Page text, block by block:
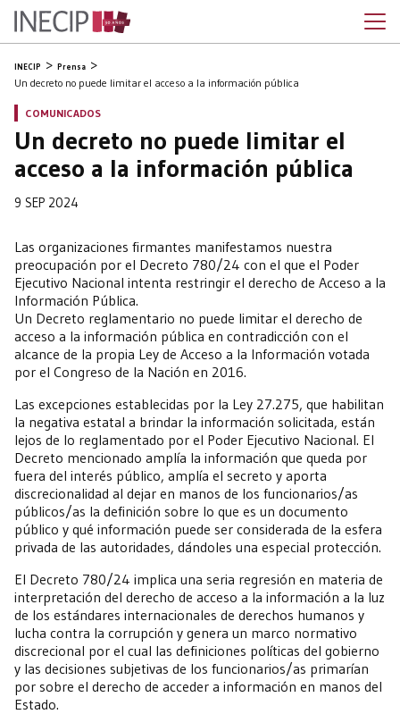
INECIP Prensa
Un decreto no puede limitar el acceso a la información pública
COMUNICADOS
Un decreto no puede limitar el
acceso a la información pública
9 SEP 2024
Las organizaciones firmantes manifestamos nuestra
preocupación por el Decreto 780/24 con el que el Poder
Ejecutivo Nacional intenta restringir el derecho de Acceso a la
Información Pública.
Un Decreto reglamentario no puede limitar el derecho de
acceso a la información pública en contradicción con el
alcance de la propia Ley de Acceso a la Información votada
por el Congreso de la Nación en 2016.
Las excepciones establecidas por la Ley 27.275, que habilitan
la negativa estatal a brindar la información solicitada, están
lejos de lo reglamentado por el Poder Ejecutivo Nacional. El
Decreto mencionado amplía la información que queda por
fuera del interés público, amplía el secreto y aporta
discrecionalidad al dejar en manos de los funcionarios/as
públicos/as la definición sobre lo que es un documento
público y qué información puede ser considerada de la esfera
privada de las autoridades, dándoles una especial protección.
El Decreto 780/24 implica una seria regresión en materia de
interpretación del derecho de acceso a la información a la luz
de los estándares internacionales de derechos humanos y
lucha contra la corrupción y genera un marco normativo
discrecional por el cual las definiciones políticas del gobierno
y las decisiones subjetivas de los funcionarios/as primarían
por sobre el derecho de acceder a información en manos del
Estado.